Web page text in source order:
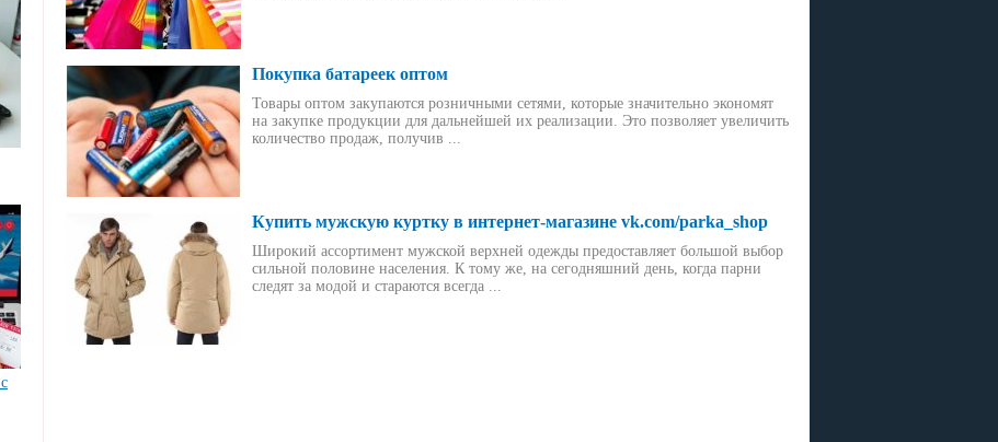
Покупка батареек оптом
Товары оптом закупаются розничными сетями, которые значительно экономят
на закупке продукции для дальнейшей их реализации. Это позволяет увеличить
количество продаж, получив ...
Купить мужскую куртку в интернет-магазине vk.com/parka_shop
Широкий ассортимент мужской верхней одежды предоставляет большой выбор
сильной половине населения. К тому же, на сегодняшний день, когда парни
следят за модой и стараются всегда ...